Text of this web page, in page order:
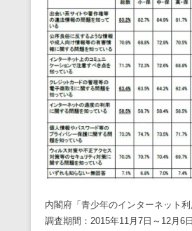
内閣府「青少年のインターネット利
調査期間：2015年11月7日～12月6日